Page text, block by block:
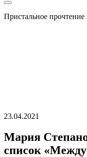
Пристальное прочтение
23.04.2021
Мария
список